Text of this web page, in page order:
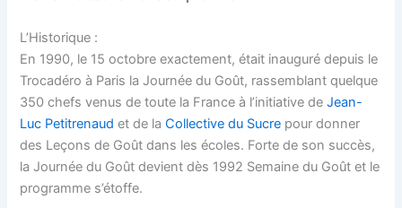
L’Historique :
En 1990, le 15 octobre exactement, était inauguré depuis le
Trocadéro à Paris la Journée du Goût, rassemblant quelque
350 chefs venus de toute la France à l’initiative deJean-
Luc Petitrenaud et de laCollective du Sucre pour donner
des Leçons de Goût dans les écoles. Forte de son succès,
la Journée du Goût devient dès 1992 Semaine du Goût et le
programme s’étoffe.